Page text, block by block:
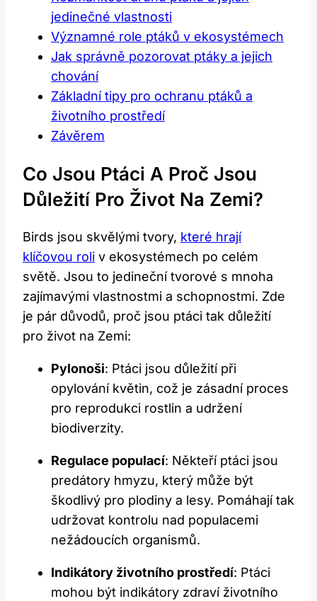
jedinečné vlastnosti
Významné role ptáků v ekosystémech
Jak správně pozorovat ptáky a jejich
chování
Základní tipy pro ochranu ptáků a
životního prostředí
Závěrem
Co Jsou Ptáci A Proč Jsou
Důležití Pro Život Na Zemi?
Birds jsou skvělými tvory, které hrají
klíčovou roli v ekosystémech po celém
světě. Jsou to jedineční tvorové s mnoha
zajímavými vlastnostmi a schopnostmi. Zde
je pár důvodů, proč jsou ptáci tak důležití
pro život na Zemi:
Pylonoši: Ptáci jsou důležití při
opylování květin, což je zásadní proces
pro reprodukci rostlin a udržení
biodiverzity.
Regulace populací: Někteří ptáci jsou
predátory hmyzu, který může být
škodlivý pro plodiny a lesy. Pomáhají tak
udržovat kontrolu nad populacemi
nežádoucích organismů.
Indikátory životního prostředí: Ptáci
mohou být indikátory zdraví životního